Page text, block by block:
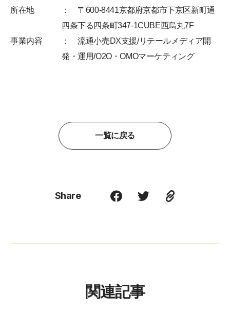
所在地
： 〒600-8441京都府京都市下京区新町通
四条下る四条町347-1CUBE西烏丸7F
事業内容
： 流通小売DX支援/リテールメディア開
発・運用/O2O・OMOマーケティング
一覧に戻る
Share
関連記事